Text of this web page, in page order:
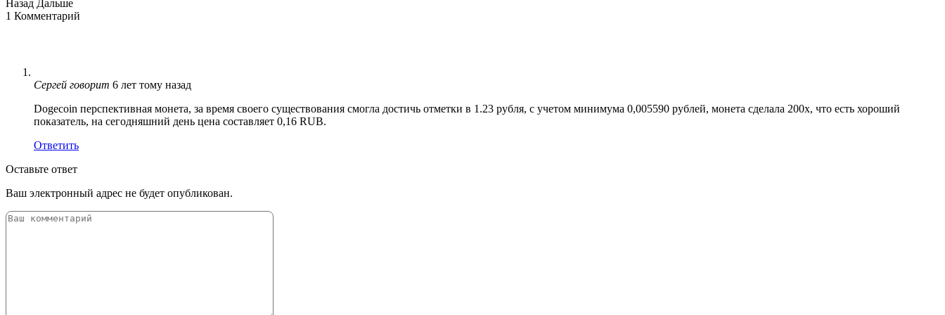
Назад Дальше
1 Комментарий
Сергей говорит 6 лет тому назад
Dоgесоin перспективная монета, за время своего существования смогла достичь отметки в 1.23 рубля, с учетом минимума 0,005590 рублей, монета сделала 200х, что есть хороший
показатель, на сегодняшний день цена составляет 0,16 RUB.
Ответить
Оставьте ответ
Ваш электронный адрес не будет опубликован.